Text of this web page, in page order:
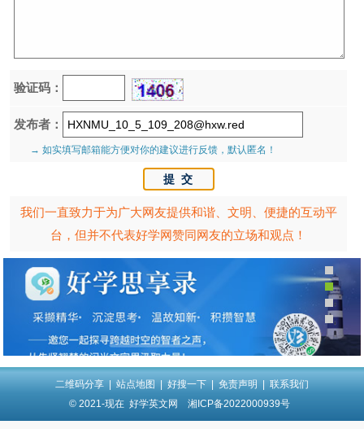
验证码：
发布者：
→ 如实填写邮箱能方便对你的建议进行反馈，默认匿名！
我们一直致力于为广大网友提供和谐、文明、便捷的互动平
台，但并不代表好学网赞同网友的立场和观点！
二维码分享 站点地图 好搜一下 免责声明
联系我们
© 2021-现在 好学英文网 湘ICP备2022000939号